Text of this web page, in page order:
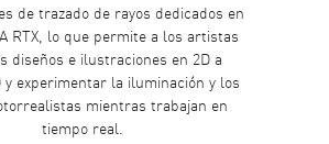
de trazado de rayos dedicados en
RTX, lo que permite a los artistas
diseños e ilustraciones en 2D a
y experimentar la iluminación y los
mientras trabajan en
tiempo real.